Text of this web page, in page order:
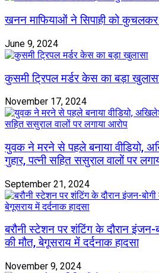
खनन माफियाओं ने सिपाही को कुचलकर
June 9, 2024
कुसमी ट्रिपल मर्डर केस का बड़ा
November 17, 2024
युवक ने मरने से पहले बनाया वीडियो,
गुहार, पत्नी सहित ससुराल वालों पर
September 21, 2024
बरौनी स्टेशन पर शंटिंग के दौरान इंजन-
की मौत, बेगूसराय में दर्दनाक हादसा
November 9, 2024